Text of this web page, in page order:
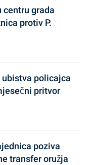
centru grada
protiv P.
policajca
pritvor
poziva
transfer oružja